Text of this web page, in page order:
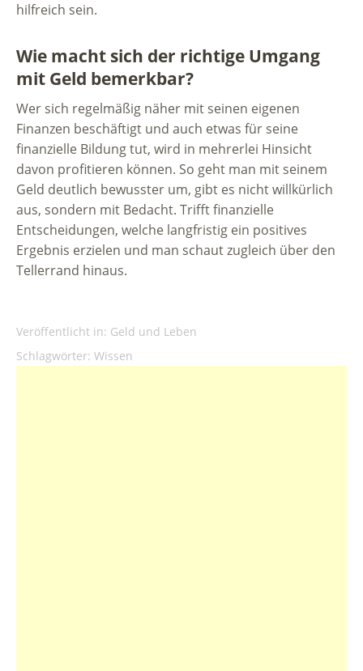
hilfreich sein.
Wie macht sich der richtige Umgang
mit Geld bemerkbar?
Wer sich regelmäßig näher mit seinen eigenen
Finanzen beschäftigt und auch etwas für seine
finanzielle Bildung tut, wird in mehrerlei Hinsicht
davon profitieren können. So geht man mit seinem
Geld deutlich bewusster um, gibt es nicht willkürlich
aus, sondern mit Bedacht. Trifft finanzielle
Entscheidungen, welche langfristig ein positives
Ergebnis erzielen und man schaut zugleich über den
Tellerrand hinaus.
Veröffentlicht in: Geld und Leben
Schlagwörter: Wissen